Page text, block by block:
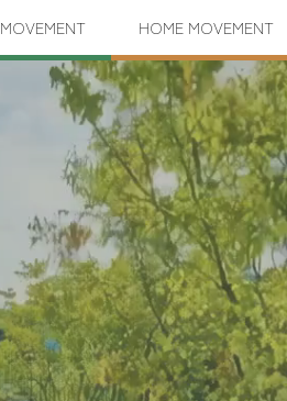
MOVEMENT
環境認証取得
HOMEMOVEMENT
再生材の利用
リユース・リサイクル
ロボットフレンドリー
防災備蓄倉庫
LIFESTYLEMOVEMENT
田舎暮らし体験